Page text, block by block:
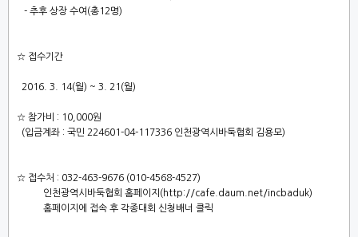
- 추후 상장 수여 (총12명)
☆ 접수기간
2016. 3. 14(월) ~ 3. 21(월)
☆ 참가비 : 10,000원
(입금계좌 : 국민 224601-04-117336 인천광역시바둑협회 김용모)
☆ 접수처 : 032-463-9676 (010-4568-4527)
인천광역시바둑협회 홈페이지 (http://cafe.daum.net/incbaduk)
홈페이지에 접속 후 각종대회 신청배너 클릭